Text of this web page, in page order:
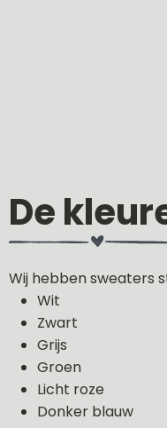
De
Wij hebben sweaters
Wit
Zwart
Grijs
Groen
Licht roze
Donker blauw